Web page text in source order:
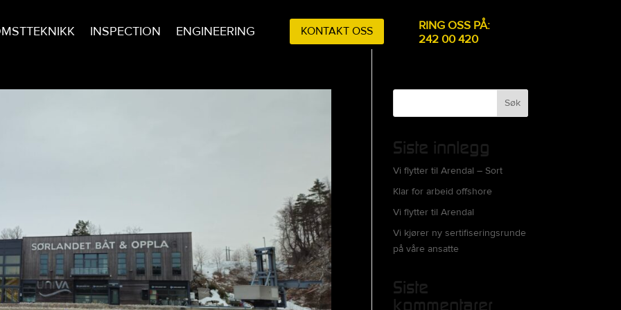
INSPECTION ENGINEERING KONTAKT OSS
RING OSS PÅ:
242 00 420
Søk
Siste innlegg
Vi flytter til Arendal – Sort
Klar for arbeid offshore
Vi flytter til Arendal
Vi kjører ny sertifiseringsrunde
på våre ansatte
Siste
kommentarer